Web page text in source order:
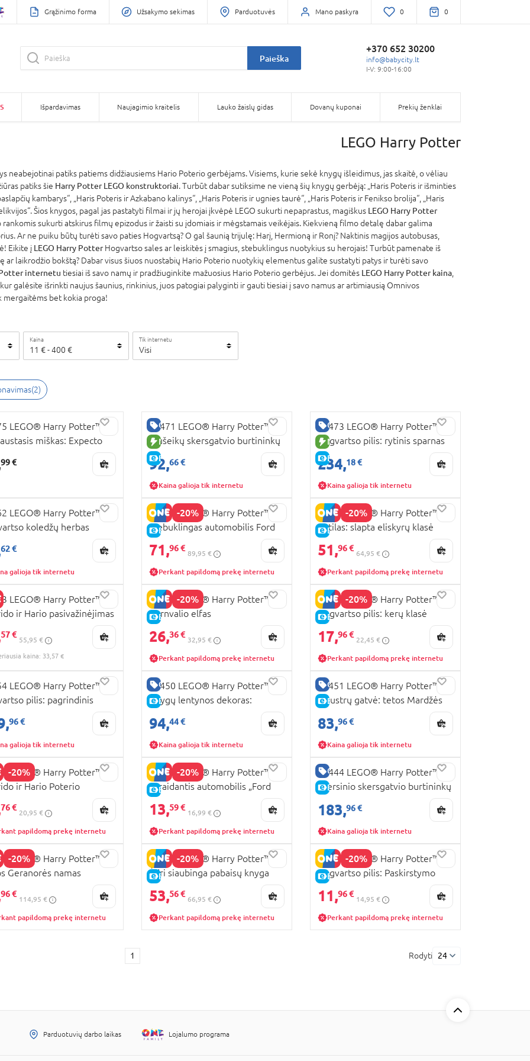
Grąžinimo forma Užsakymo sekimas Parduotuvės Mano paskyra 0 0
Paieška
+370 652 30200
info@babycity.lt
I-V: 9:00-16:00
Išpardavimas Naujagimio kraitelis Lauko žaislų gidas Dovanų kuponai Prekių ženklai
LEGO Harry Potter
neabejotinai patiks patiems didžiausiems Hario Poterio gerbėjams. Visiems, kurie sekė knygų išleidimus, jas skaitė, o vėliau
patiks šie Harry Potter LEGO konstruktoriai. Turbūt dabar sutiksime ne vieną šių knygų gerbėją: „Haris Poteris ir išminties
kambarys“, „Haris Poteris ir Azkabano kalinys“, „Haris Poteris ir ugnies taurė“, „Haris Poteris ir Fenikso brolija“, „Haris
Šios knygos, pagal jas pastatyti filmai ir jų herojai įkvėpė LEGO sukurti nepaprastus, magiškus LEGO Harry Potter
sukurti atskirus filmų epizodus ir žaisti su įdomiais ir mėgstamais veikėjais. Kiekvieną filmo detalę dabar galima
Ar ne puiku būtų turėti savo paties Hogvartsą? O gal šaunią trijulę: Harį, Hermioną ir Ronį? Naktinis magijos autobusas,
Eikite į LEGO Harry PotterHogvartso sales ar leiskitės į smagius, stebuklingus nuotykius su herojais! Turbūt pamenate iš
laikrodžio bokštą? Dabar visus šiuos nuostabių Hario Poterio nuotykių elementus galite sustatyti patys ir turėti savo
Potter internetu tiesiai iš savo namų ir pradžiuginkite mažuosius Hario Poterio gerbėjus. Jei domitės LEGO Harry Potter kaina
galėsite išrinkti naujus šaunius, rinkinius, juos patogiai palyginti ir gauti tiesiai į savo namus ar artimiausią Omnivos
mergaitėms bet kokia proga!
Kaina
11 €-400 €
Tik internetu
Visi
(2)
PREKĖ
LEGO® Harry Potter™
miškas: Expecto
99 €
GERA KAINA
NAUJA PREKĖ
E-KAINA
76471 LEGO® Harry Potter™
Mušeikų skersgatvio burtininkų
parduotuvės
92,66 €
Kaina galioja tik internetu
GERA KAINA
NAUJA PREKĖ
E-KAINA
76473 LEGO® Harry Potter™
Hogvartso pilis: rytinis sparnas
234,18 €
Kaina galioja tik internetu
KAINA
PREKĖ
LEGO® Harry Potter™
koledžų herbas
62 €
galioja tik internetu
-20%
E-KAINA
76470 LEGO® Harry Potter™
Stebuklingas automobilis Ford
Anglia™
71,96 €
89,95 €
Perkant papildomą prekę internetu
-20%
E-KAINA
76464 LEGO® Harry Potter™
Katilas: slapta eliskyrų klasė
51,96 €
64,95 €
Perkant papildomą prekę internetu
KAINA
LEGO® Harry Potter™
ir Hario pasivažinėjimas
57 €
55,95 €
kaina: 33,57 €
-20%
E-KAINA
76461 LEGO® Harry Potter™
Kornvalio elfas
26,36 €
32,95 €
Perkant papildomą prekę internetu
-20%
E-KAINA
76442 LEGO® Harry Potter™
Hogvartso pilis: kerų klasė
17,96 €
22,45 €
Perkant papildomą prekę internetu
KAINA
LEGO® Harry Potter™
pilis: pagrindinis
96 €
galioja tik internetu
GERA KAINA
E-KAINA
76450 LEGO® Harry Potter™
Knygų lentynos dekoras:
94,44 €
Kaina galioja tik internetu
GERA KAINA
E-KAINA
76451 LEGO® Harry Potter™
Ligustrų gatvė: tetos Mardžės
83,96 €
Kaina galioja tik internetu
-20%
LEGO® Harry Potter™
ir Hario Poterio
iš Ligustrų gatvės
76 €
20,95 €
papildomą prekę internetu
-20%
E-KAINA
76424 LEGO® Harry Potter™
Skraidantis automobilis „Ford
Anglia™“
13,59 €
16,99 €
Perkant papildomą prekę internetu
GERA KAINA
E-KAINA
76444 LEGO® Harry Potter™
Skersinio skersgatvio burtininkų
183,96 €
Kaina galioja tik internetu
-20%
LEGO® Harry Potter™
Geranorės namas
96 €
114,95 €
papildomą prekę internetu
-20%
E-KAINA
76449 LEGO® Harry Potter™
Ėdri siaubinga pabaisų knyga
53,56 €
66,95 €
Perkant papildomą prekę internetu
-20%
E-KAINA
76460 LEGO® Harry Potter™
Hogvartso pilis: Paskirstymo
kepurės ceremonija
11,96 €
14,95 €
Perkant papildomą prekę internetu
1 Rodyti 24
Parduotuvių darbo laikas Lojalumo programa